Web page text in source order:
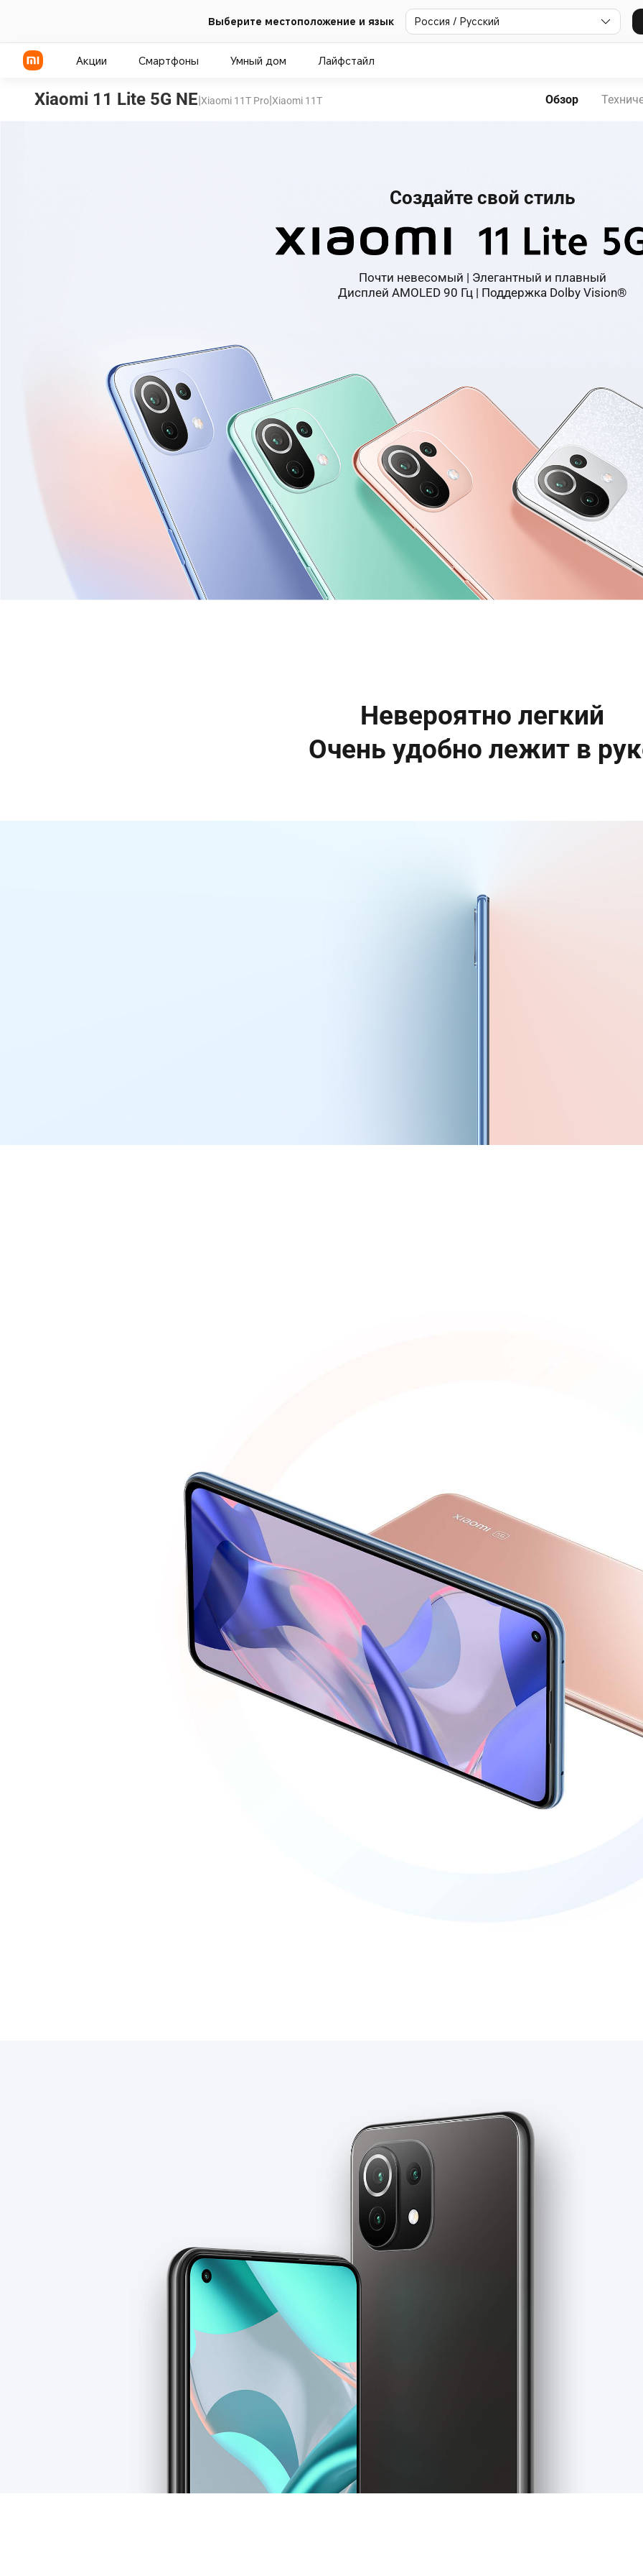
Выберите местоположение и язык Россия / Русский
Акции Смартфоны Умный дом Лайфстайл
Xiaomi 11 Lite 5G NE|Xiaomi 11T Pro|Xiaomi 11T Обзор
Создайте свой стиль
Почти невесомый | Элегантный и плавный
Дисплей AMOLED 90 Гц | Поддержка Dolby Vision®
Невероятно легкий
Очень удобно лежит в